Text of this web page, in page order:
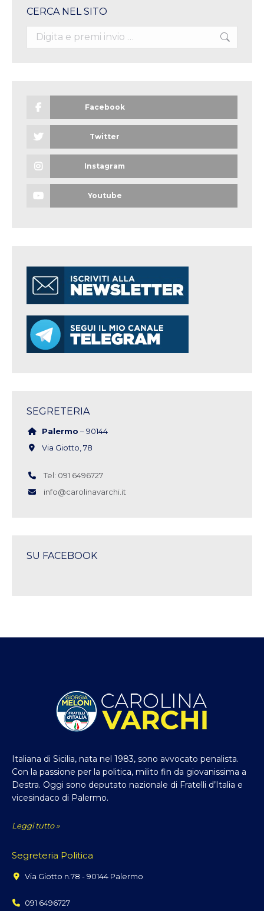
CERCA NEL SITO
Search:
Facebook
Twitter
Instagram
Youtube
SEGRETERIA
Palermo – 90144
Via Giotto, 78
Tel: 091 6496727
info@carolinavarchi.it
SU FACEBOOK
Italiana di Sicilia, nata nel 1983, sono avvocato penalista.
Con la passione per la politica, milito fin da giovanissima a
Destra. Oggi sono deputato nazionale di Fratelli d’Italia e
vicesindaco di Palermo.
Leggi tutto »
Segreteria Politica
Via Giotto n.78 - 90144 Palermo
091 6496727